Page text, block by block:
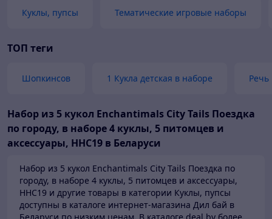
Куклы, пупсы Тематические игровые наборы
ТОП теги
Шопкинсов 1 Кукла детская в наборе Речь
Набор из 5 кукол Enchantimals City Tails Поездка
по городу, в наборе 4 куклы, 5 питомцев и
аксессуары, HHC19 в Беларуси
Набор из 5 кукол Enchantimals City Tails Поездка по
городу, в наборе 4 куклы, 5 питомцев и аксессуары,
HHC19 и другие товары в категории Куклы, пупсы
доступны в каталоге интернет-магазина Дил бай в